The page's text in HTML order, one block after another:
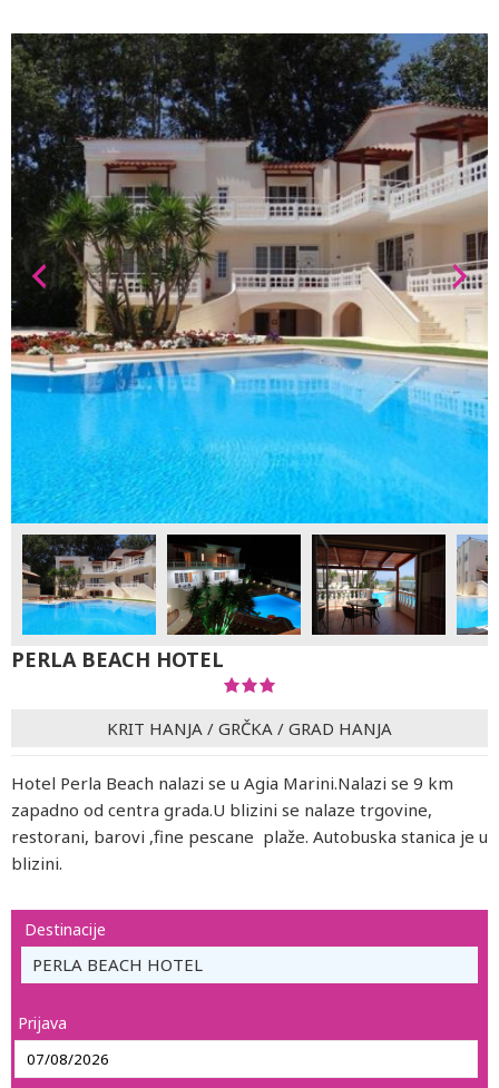
PERLA BEACH HOTEL
KRIT HANJA / GRČKA / GRAD HANJA
Hotel Perla Beach nalazi se u Agia Marini.Nalazi se 9 km
zapadno od centra grada.U blizini se nalaze trgovine,
restorani, barovi ,fine pescane plaže. Autobuska stanica je u
blizini.
Destinacije
PERLA BEACH HOTEL
Prijava